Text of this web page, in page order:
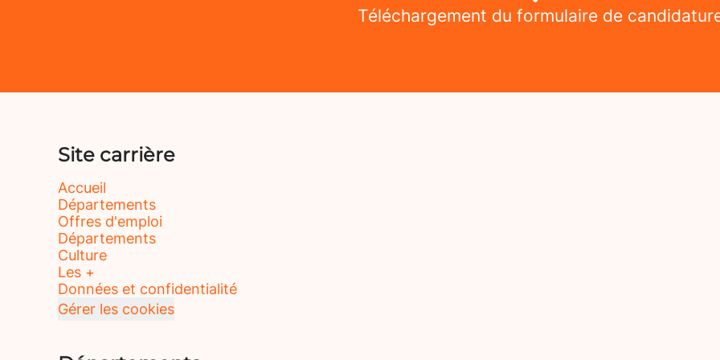
Téléchargement du formulaire de
Site carrière
Accueil
Départements
Offres d'emploi
Départements
Culture
Les +
Données et confidentialité
Gérer les cookies